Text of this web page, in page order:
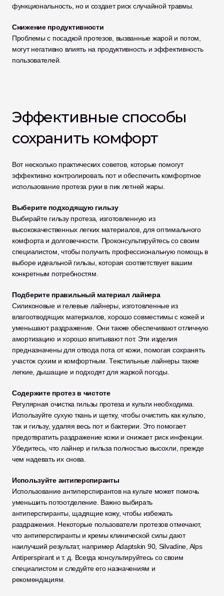
функциональность, но и создает риск случайной травмы.
Снижение продуктивности
Проблемы с посадкой протезов, вызванные жарой и потом,
могут негативно влиять на продуктивность и эффективность
пользователей.
Эффективные способы
сохранить комфорт
Вот несколько практических советов, которые помогут
эффективно контролировать пот и обеспечить комфортное
использование протеза руки в пик летней жары.
Выберите подходящую гильзу
Выбирайте гильзу протеза, изготовленную из
высококачественных легких материалов, для оптимального
комфорта и долговечности. Проконсультируйтесь со своим
специалистом, чтобы получить профессиональную помощь в
выборе идеальной гильзы, которая соответствует вашим
конкретным потребностям.
Подберите правильный материал лайнера
Силиконовые и гелевые лайнеры, изготовленные из
влагоотводящих материалов, хорошо совместимы с кожей и
уменьшают раздражение. Они также обеспечивают отличную
амортизацию и хорошо впитывают пот. Эти изделия
предназначены для отвода пота от кожи, помогая сохранять
участок сухим и комфортным. Текстильные лайнеры также
легкие, дышащие и подходят для жаркой погоды.
Содержите протез в чистоте
Регулярная очистка гильзы протеза и культи необходима.
Используйте сухую ткань и щетку, чтобы очистить как культю,
так и гильзу, удаляя весь пот и бактерии. Это помогает
предотвратить раздражение кожи и снижает риск инфекции.
Убедитесь, что лайнер и гильза полностью высохли, прежде
чем надевать их снова.
Используйте антиперспиранты
Использование антиперспирантов на культе может помочь
уменьшить потоотделение. Важно выбирать
антиперспиранты, щадящие кожу, чтобы избежать
раздражения. Некоторые пользователи протезов отмечают,
что антиперспиранты и кремы клинической силы дают
наилучший результат, например Adaptskin 90, Silvadine, Alps
Antiperspirant и т. д. Всегда консультируйтесь со своим
специалистом и следуйте его назначениям и
рекомендациям.